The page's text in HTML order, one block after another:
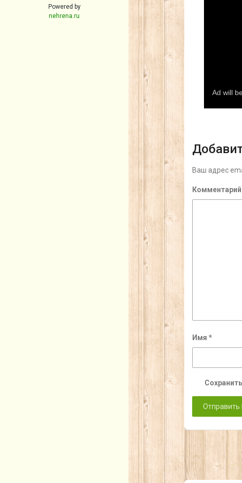
Powered by
nehrena.ru
Ваш адрес
Имя*